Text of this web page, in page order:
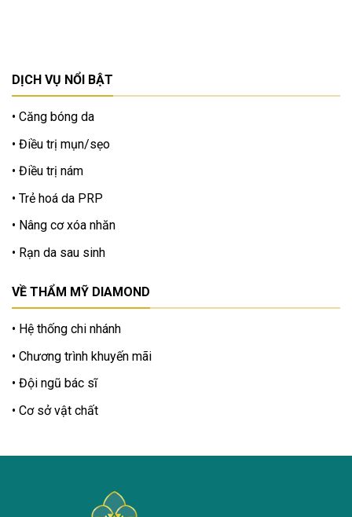
DỊCH VỤ NỔI BẬT
Căng bóng da
Điều trị mụn/sẹo
Điều trị nám
Trẻ hoá da PRP
Nâng cơ xóa nhăn
Rạn da sau sinh
VỀ THẨM MỸ DIAMOND
Hệ thống chi nhánh
Chương trình khuyến mãi
Đội ngũ bác sĩ
Cơ sở vật chất